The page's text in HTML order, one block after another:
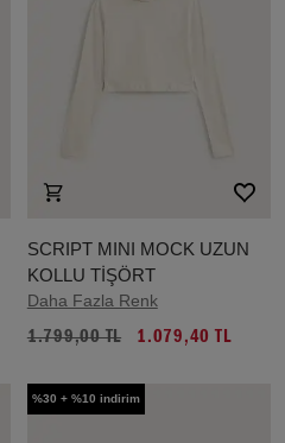
SCRIPT MINI MOCK UZUN
KOLLU TİŞÖRT
Daha Fazla Renk
1.799,00 TL 1.079,40 TL
%30 + %10 indirim